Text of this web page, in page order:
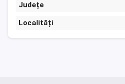
Județe
Localități